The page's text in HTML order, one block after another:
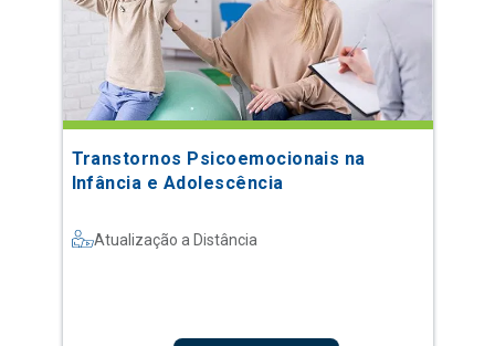
Transtornos Psicoemocionais na
Infância e Adolescência
Atualização a Distância